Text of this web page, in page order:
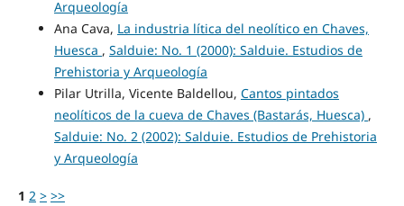
Arqueología
Ana Cava, La industria lítica del neolítico en Chaves,
Huesca , Salduie: No. 1 (2000): Salduie. Estudios de
Prehistoria y Arqueología
Pilar Utrilla, Vicente Baldellou, Cantos pintados
neolíticos de la cueva de Chaves (Bastarás, Huesca) ,
Salduie: No. 2 (2002): Salduie. Estudios de Prehistoria
y Arqueología
1 2 > >>